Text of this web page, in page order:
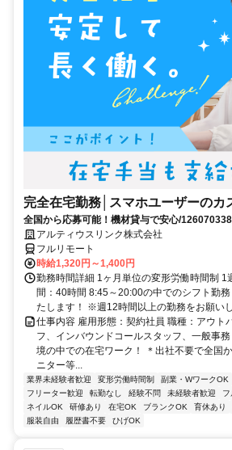
完全在宅勤務│スマホユーザーのカ
全国から応募可能！機材貸与で安心/
アルティウスリンク株式会社
フルリモート
時給1,320円～1,400円
勤務時間詳細 1ヶ月単位の変形労働時間制 1
間：40時間 8:45～20:00の中でのシフト勤
たします！ ※週12時間以上の勤務をお願い
仕事内容 雇用形態：契約社員 職種：アウト
フ、インバウンドコールスタッフ、一般事
境の中での在宅ワーク！ ＊出社不要で全国
ニター等...
業界未経験者歓迎 変形労働時間制 副業・WワークOK
フリーター歓迎
転勤なし 経験不問 未経験者歓迎 フ
ネイルOK
研修あり 在宅OK ブランクOK 育休あり
服装自由
履歴書不要 ひげOK